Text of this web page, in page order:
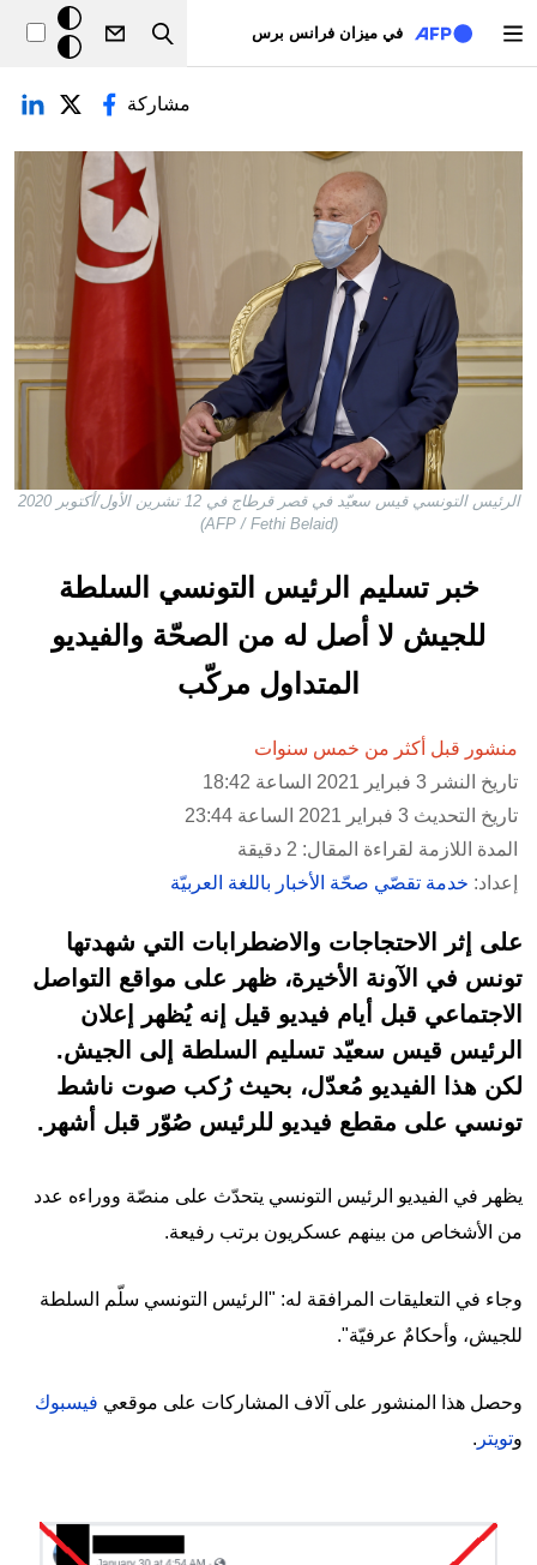
في ميزان فرانس برس
Search
خلفيّة
داكنة
التبويبات الأساسية
مشاركة
الرئيس التونسي قيس سعيّد في قصر قرطاج في 12 تشرين الأول/أكتوبر 2020
(AFP / Fethi Belaid)
خبر تسليم الرئيس التونسي السلطة
للجيش لا أصل له من الصحّة والفيديو
المتداول مركّب
منشور قبل أكثر من خمس سنوات
تاريخ النشر 3 فبراير 2021 الساعة 18:42
تاريخ التحديث 3 فبراير 2021 الساعة 23:44
المدة اللازمة لقراءة المقال: 2 دقيقة
إعداد: خدمة تقصّي صحّة الأخبار باللغة العربيّة
على إثر الاحتجاجات والاضطرابات التي شهدتها
تونس في الآونة الأخيرة، ظهر على مواقع التواصل
الاجتماعي قبل أيام فيديو قيل إنه يُظهر إعلان
الرئيس قيس سعيّد تسليم السلطة إلى الجيش.
لكن هذا الفيديو مُعدّل، بحيث رُكب صوت ناشط
تونسي على مقطع فيديو للرئيس صُوّر قبل أشهر.
يظهر في الفيديو الرئيس التونسي يتحدّث على منصّة ووراءه عدد
من الأشخاص من بينهم عسكريون برتب رفيعة.
وجاء في التعليقات المرافقة له: "الرئيس التونسي سلّم السلطة
للجيش، وأحكامٌ عرفيّة".
وحصل هذا المنشور على آلاف المشاركات على موقعي فيسبوك
وتويتر .
Image